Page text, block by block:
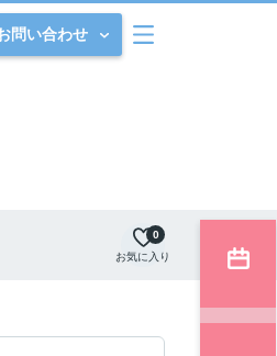
問い合わせ
お気に入り
0